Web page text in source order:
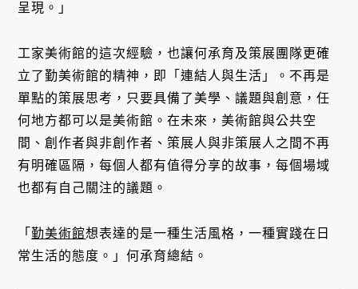
呈現。」
工家美術館的這次經驗，也讓何承育及策展團隊更確
立了勤美術館的精神，即「連結人與生活」。不再是
單點的策展思考，只要具備了美學、議題與創意，任
何地方都可以是美術館。在未來，美術館與公共空
間、創作者與非創作者、策展人與非策展人之間不再
有明確區隔，每個人都有值得分享的故事，每個場域
也都有自己關注的議題。
「 勤美術館想表達的是一種生活風格，一種實踐在日
常生活的態度。」何承育總結。